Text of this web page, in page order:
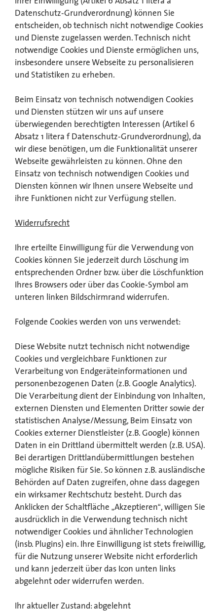
Datenschutz-Grundverordnung) können Sie
entscheiden, ob technisch nicht notwendige Cookies
und Dienste zugelassen werden. Technisch nicht
notwendige Cookies und Dienste ermöglichen uns,
insbesondere unsere Webseite zu personalisieren
und Statistiken zu erheben.
Beim Einsatz von technisch notwendigen Cookies
und Diensten stützen wir uns auf unsere
überwiegenden berechtigten Interessen (Artikel 6
Absatz 1 litera f Datenschutz-Grundverordnung), da
wir diese benötigen, um die Funktionalität unserer
Webseite gewährleisten zu können. Ohne den
Einsatz von technisch notwendigen Cookies und
Diensten können wir Ihnen unsere Webseite und
ihre Funktionen nicht zur Verfügung stellen.
Widerrufsrecht
Ihre erteilte Einwilligung für die Verwendung von
Cookies können Sie jederzeit durch Löschung im
entsprechenden Ordner bzw. über die Löschfunktion
Ihres Browsers oder über das Cookie-Symbol am
unteren linken Bildschirmrand widerrufen.
Folgende Cookies werden von uns verwendet:
Diese Website nutzt technisch nicht notwendige
Cookies und vergleichbare Funktionen zur
Verarbeitung von Endgeräteinformationen und
personenbezogenen Daten (z.B. Google Analytics).
Die Verarbeitung dient der Einbindung von Inhalten,
externen Diensten und Elementen Dritter sowie der
statistischen Analyse/Messung, Beim Einsatz von
Cookies externer Dienstleister (z.B. Google) können
Daten in ein Drittland übermittelt werden (z.B. USA).
Bei derartigen Drittlandübermittlungen bestehen
mögliche Risiken für Sie. So können z.B. ausländische
Behörden auf Daten zugreifen, ohne dass dagegen
ein wirksamer Rechtschutz besteht. Durch das
Anklicken der Schaltfläche „Akzeptieren“, willigen Sie
ausdrücklich in die Verwendung technisch nicht
notwendiger Cookies und ähnlicher Technologien
(insb. Plugins) ein. Ihre Einwilligung ist stets freiwillig,
für die Nutzung unserer Website nicht erforderlich
und kann jederzeit über das Icon unten links
abgelehnt oder widerrufen werden.
Ihr aktueller Zustand: abgelehnt